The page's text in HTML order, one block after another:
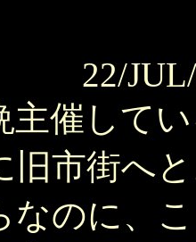
22/
主催して
旧市街へ
なのに、